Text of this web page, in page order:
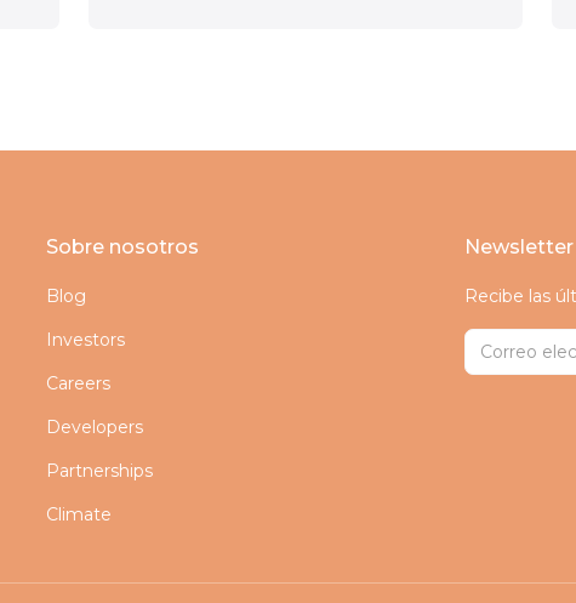
Sobre nosotros
Blog
Investors
Careers
Developers
Partnerships
Climate
Newsletter
Recibe las